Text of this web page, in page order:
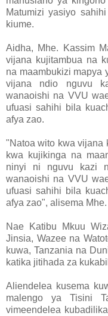
Matumizi yasiyo
kiume.
Aidha, Mhe. Kassim
vijana kujitambua na
na maambukizi mapya
vijana ndio nguvu
wanaoishi na VVU
ufuasi sahihi bila
afya zao.
"Natoa wito kwa vijana
kwa kujikinga na
ninyi ni nguvu kazi
wanaoishi na VVU
ufuasi sahihi bila
afya zao", alisema
Nae Katibu Mkuu
Jinsia, Wazee na
kuwa, Tanzania na
katika jitihada za
Aliendelea kusema
malengo ya Tisini
vimeendelea